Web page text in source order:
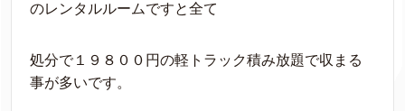
のレンタルルームですと全て
処分で１９８００円の軽トラック積み放題で収まる
事が多いです。